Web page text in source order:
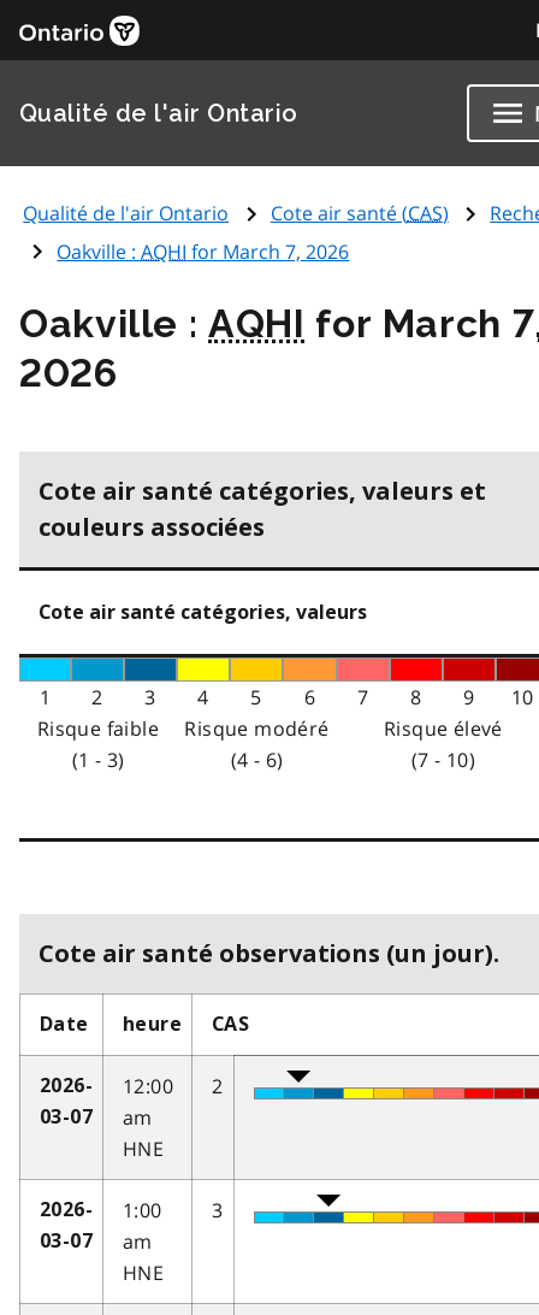
Qualité de l'air Ontario
Qualité de l'air Ontario Cote air santé (CAS)
Oakville :AQHI for March 7, 2026
Oakville :AQHI for March
2026
Cote air santé catégories, valeurs et
couleurs associées
Cote air santé catégories, valeurs
1 2 3 4 5 6 7 8 9
10
Risque faible
(1 - 3)
Risque modéré
(4 - 6)
Risque élevé
(7 - 10)
Cote air santé observations (un jour).
Date heure CAS
2026-
03-07
12:00
am
HNE
2
2026-
03-07
1:00
am
HNE
3